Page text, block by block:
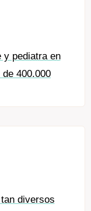
y pediatra en
400.000
diversos